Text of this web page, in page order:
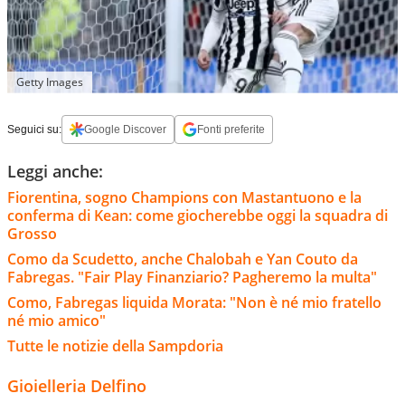
Getty Images
Seguici su: Google Discover Fonti preferite
Leggi anche:
Fiorentina, sogno Champions con Mastantuono e la
conferma di Kean: come giocherebbe oggi la squadra di
Grosso
Como da Scudetto, anche Chalobah e Yan Couto da
Fabregas. "Fair Play Finanziario? Pagheremo la multa"
Como, Fabregas liquida Morata: "Non è né mio fratello
né mio amico"
Tutte le notizie della Sampdoria
Gioielleria Delfino